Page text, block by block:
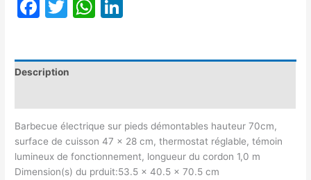
Facebook
TwitterWhatsApp
Description
Barbecue électrique sur pieds démontables hauteur 70cm,
surface de cuisson 47 x 28 cm, thermostat réglable, témoin
lumineux de fonctionnement, longueur du cordon 1,0 m
Dimension(s) du prduit:53.5 x 40.5 x 70.5 cm